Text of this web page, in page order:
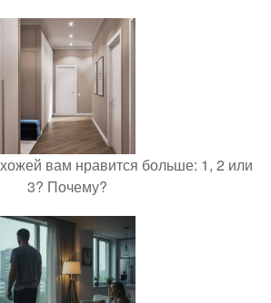
вам нравится больше: 1, 2 или
3? Почему?